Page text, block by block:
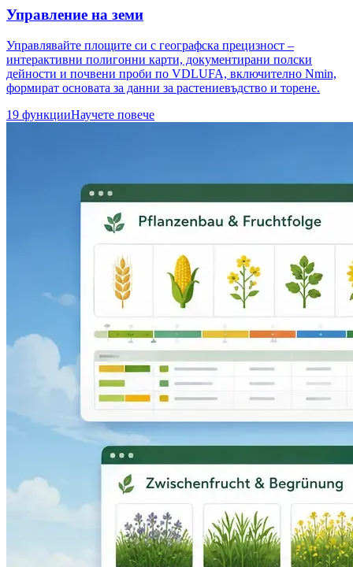
Управление на земи
Управлявайте площите си с географска прецизност –
интерактивни полигонни карти, документирани полски
дейности и почвени проби по VDLUFA, включително Nmin,
формират основата за данни за растениевъдство и торене.
19 функцииНаучете повече